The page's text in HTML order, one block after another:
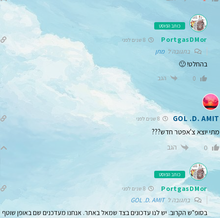
כותב הפוסט
PortgasDMor
בתגובה למתן
בהחלט! 🙂
0 הגב
GOL .D. AMIT 8 שנים לפני
מתי יוצא צ'אפטר חדש???
0 הגב
כותב הפוסט
PortgasDMor 8 שנים לפני
בתגובה לGOL .D. AMIT
בסופ"ש הקרוב. יש לנו עדכונים בצד שמאל באתר. אנחנו מעדכנים שם באופן שוטף